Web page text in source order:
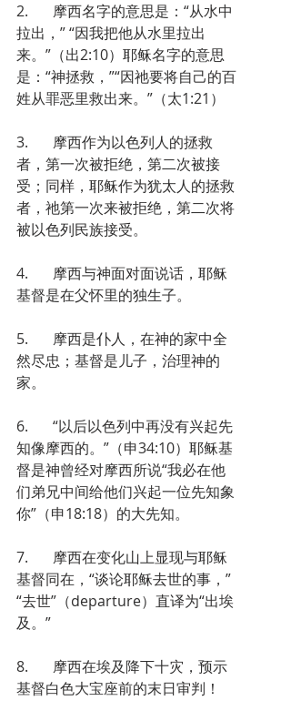
2.	摩西名字的意思是：“从水中
拉出，” “因我把他从水里拉出
来。”（出2:10）耶稣名字的意思
是：“神拯救，”“因祂要将自己的百
姓从罪恶里救出来。”（太1:21）
3.	摩西作为以色列人的拯救
者，第一次被拒绝，第二次被接
受；同样，耶稣作为犹太人的拯救
者，祂第一次来被拒绝，第二次将
被以色列民族接受。
4.	摩西与神面对面说话，耶稣
基督是在父怀里的独生子。
5.	摩西是仆人，在神的家中全
然尽忠；基督是儿子，治理神的
家。
6.	“以后以色列中再没有兴起先
知像摩西的。”（申34:10）耶稣基
督是神曾经对摩西所说“我必在他
们弟兄中间给他们兴起一位先知象
你”（申18:18）的大先知。
7.	摩西在变化山上显现与耶稣
基督同在，“谈论耶稣去世的事，”
“去世”（departure）直译为“出埃
及。”
8.	摩西在埃及降下十灾，预示
基督白色大宝座前的末日审判！